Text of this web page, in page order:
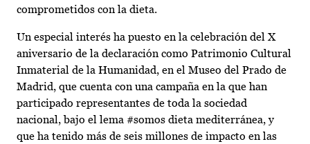
comprometidos con la dieta.
Un especial interés ha puesto en la celebración del X
aniversario de la declaración como Patrimonio Cultural
Inmaterial de la Humanidad, en el Museo del Prado de
Madrid, que cuenta con una campaña en la que han
participado representantes de toda la sociedad
nacional, bajo el lema #somos dieta mediterránea, y
que ha tenido más de seis millones de impacto en las